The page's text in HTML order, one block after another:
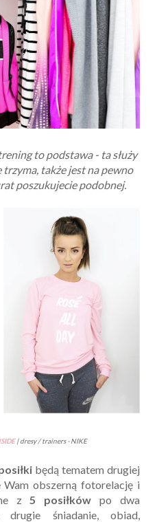
to podstawa - ta służy
także jest na pewno
poszukujecie podobnej.
| dresy / trainers - NIKE
będą tematem drugiej
obszerną fotorelację i
z 5 posiłków po dwa
drugie śniadanie, obiad,